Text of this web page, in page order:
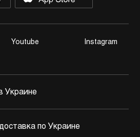
Youtube Instagram
Украине
по Украине